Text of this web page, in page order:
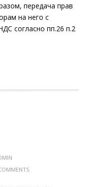
передача прав
на него с
согласно пп.26 п.2